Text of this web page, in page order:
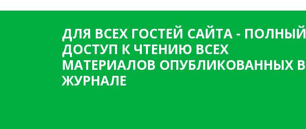
ДЛЯ ВСЕХ ГОСТЕЙ САЙТА - ПОЛНЫЙ
ДОСТУП К ЧТЕНИЮ ВСЕХ
МАТЕРИАЛОВ ОПУБЛИКОВАННЫХ В
ЖУРНАЛЕ